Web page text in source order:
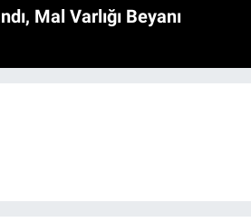
Mal Varlığı Beyanı